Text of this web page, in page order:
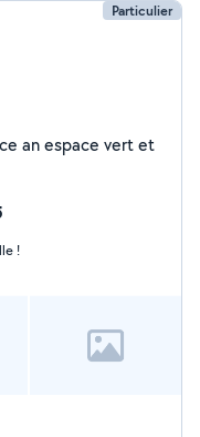
Particulier
an espace vert et
!